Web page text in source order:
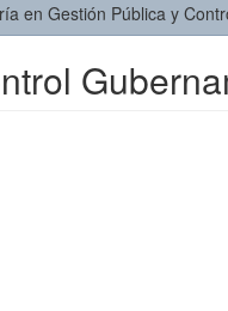
en Gestión Pública y